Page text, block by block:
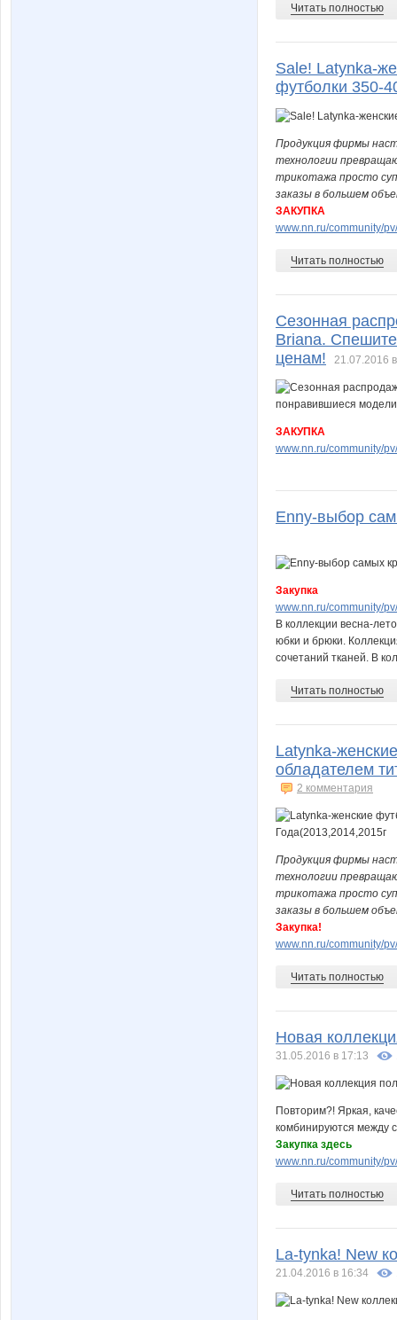
Читать полностью
Sale! Latynka-
футболки 350-
Продукция фирмы
технологии
трикотажа просто
заказы в большем
ЗАКУПКА
www.nn.ru/community/
Читать полностью
Сезонная
Briana.
ценам!
21.07.2016
ЗАКУПКА
www.nn.ru/community/
Enny-выбор
Закупка
www.nn.ru/community/
В коллекции весна-
юбки и брюки.
сочетаний тканей. В
Читать полностью
Latynka-
обладателем
2 комментария
Продукция фирмы
технологии
трикотажа просто
заказы в большем
Закупка!
www.nn.ru/community/
Читать полностью
Новая
31.05.2016 в 17:13
Повторим?! Яркая,
комбинируются между
Закупка здесь
www.nn.ru/community/
Читать полностью
La-tynka! New
21.04.2016 в 16:34